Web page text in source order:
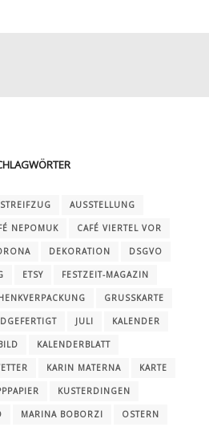
AUSSTELLUNG
NEPOMUK CAFÉ VIERTEL VOR
DEKORATION DSGVO
ETSY FESTZEIT-MAGAZIN
GRUSSKARTE
JULI KALENDER
KALENDERBLATT
KARIN MATERNA KARTE
KUSTERDINGEN
MARINA BOBORZI OSTERN